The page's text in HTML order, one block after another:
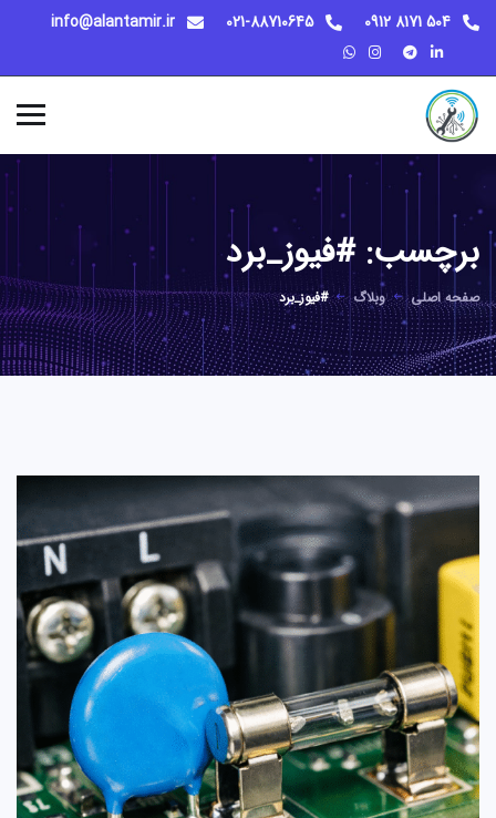
021-88710645
برچسب:#فیوز_برد
صفحه اصلی وبلاگ #فیوز_برد